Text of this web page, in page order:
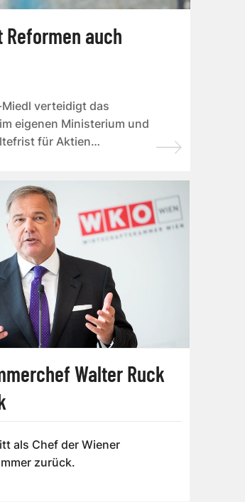
verteidigt das
eigenen Ministerium und
für Aktien
Walter Ruck
als Chef der Wiener
zurück.